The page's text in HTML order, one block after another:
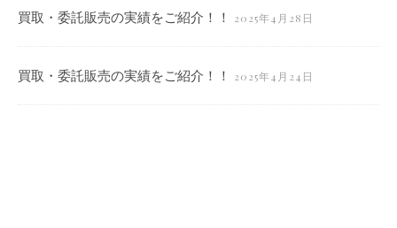
買取・委託販売の実績をご紹介！！ 2025年4月28日
買取・委託販売の実績をご紹介！！ 2025年4月24日